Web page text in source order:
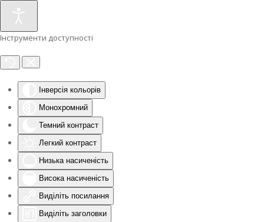
Інструменти доступності
Інверсія кольорів
Монохромний
Темний контраст
Легкий контраст
Низька насиченість
Висока насиченість
Виділіть посилання
Виділіть заголовки